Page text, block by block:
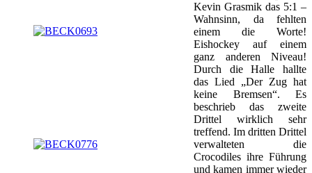
Kevin Grasmik das 5:1 –
Wahnsinn, da fehlten
einem die Worte!
Eishockey auf einem
ganz anderen Niveau!
Durch die Halle hallte
das Lied „Der Zug hat
keine Bremsen“. Es
beschrieb das zweite
Drittel wirklich sehr
treffend. Im dritten Drittel
verwalteten die
Crocodiles ihre Führung
und kamen immer wieder